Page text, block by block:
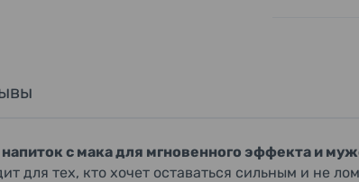
с мака для мгновенного эффекта и
для тех, кто хочет оставаться сильным и не